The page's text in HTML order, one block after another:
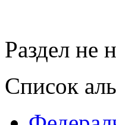
Раздел не
Список